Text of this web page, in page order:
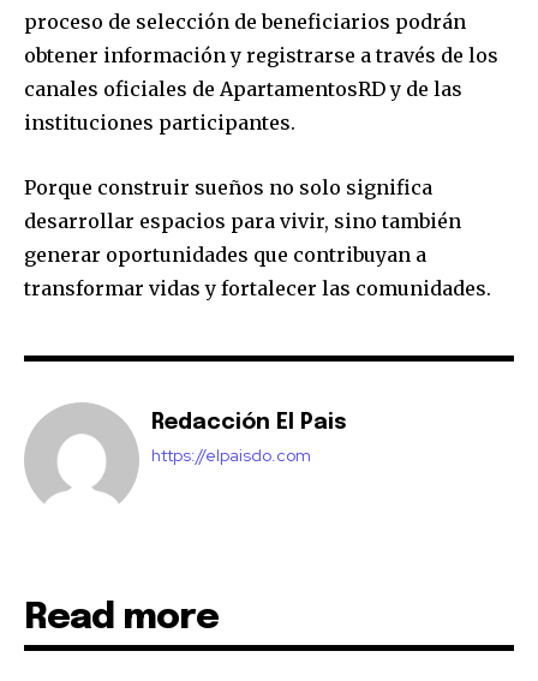
proceso de selección de beneficiarios podrán
obtener información y registrarse a través de los
canales oficiales de ApartamentosRD y de las
instituciones participantes.
Porque construir sueños no solo significa
desarrollar espacios para vivir, sino también
generar oportunidades que contribuyan a
transformar vidas y fortalecer las comunidades.
Redacción El Pais
https://elpaisdo.com
Read more